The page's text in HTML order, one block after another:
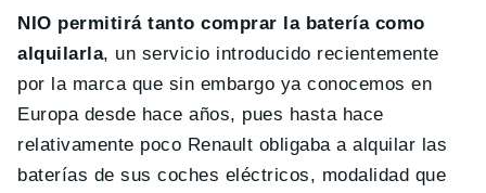
NIO permitirá tanto comprar la batería como
alquilarla, un servicio introducido recientemente
por la marca que sin embargo ya conocemos en
Europa desde hace años, pues hasta hace
relativamente poco Renault obligaba a alquilar las
baterías de sus coches eléctricos, modalidad que